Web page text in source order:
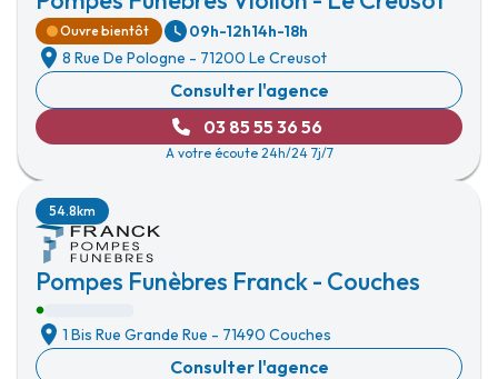
Ouvre bientôt 09h-12h14h-18h
8 Rue De Pologne - 71200 Le Creusot
Consulter l'agence
03 85 55 36 56
A votre écoute 24h/24 7j/7
Pompes Funèbres Franck - Couches
54.8km
1 Bis Rue Grande Rue - 71490 Couches
Consulter l'agence